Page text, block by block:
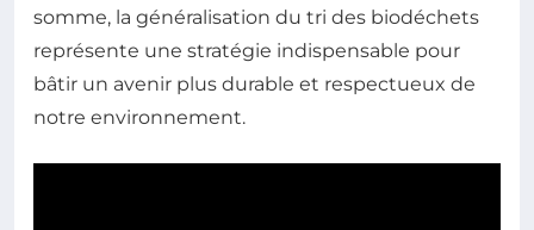
somme, la généralisation du tri des biodéchets
représente une stratégie indispensable pour
bâtir un avenir plus durable et respectueux de
notre environnement.